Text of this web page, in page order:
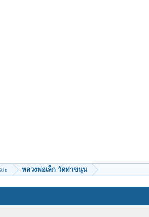
ะ หลวงพ่อเล็ก วัดท่าขนุน